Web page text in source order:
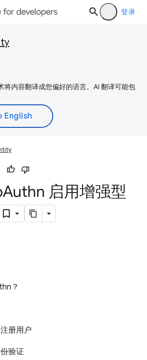
登录
将内容翻译成您偏好的语言。AI 翻译可能包
Authn 启用增强型
？
册用户
验证